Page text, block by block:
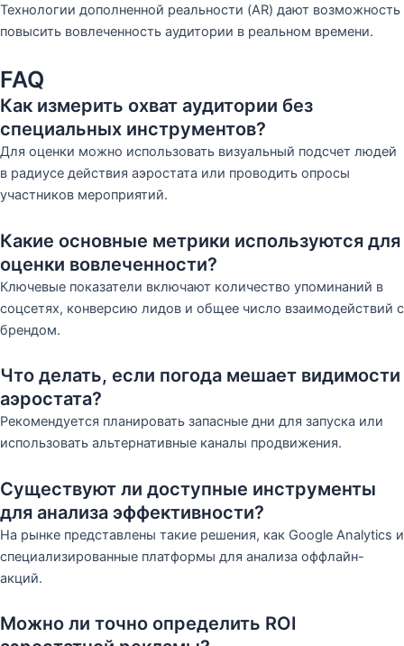
Технологии дополненной реальности (AR) дают возможность
повысить вовлеченность аудитории в реальном времени.
FAQ
Как измерить охват аудитории без
специальных инструментов?
Для оценки можно использовать визуальный подсчет людей
в радиусе действия аэростата или проводить опросы
участников мероприятий.
Какие основные метрики используются для
оценки вовлеченности?
Ключевые показатели включают количество упоминаний в
соцсетях, конверсию лидов и общее число взаимодействий с
брендом.
Что делать, если погода мешает видимости
аэростата?
Рекомендуется планировать запасные дни для запуска или
использовать альтернативные каналы продвижения.
Существуют ли доступные инструменты
для анализа эффективности?
На рынке представлены такие решения, как Google Analytics и
специализированные платформы для анализа оффлайн-
акций.
Можно ли точно определить ROI